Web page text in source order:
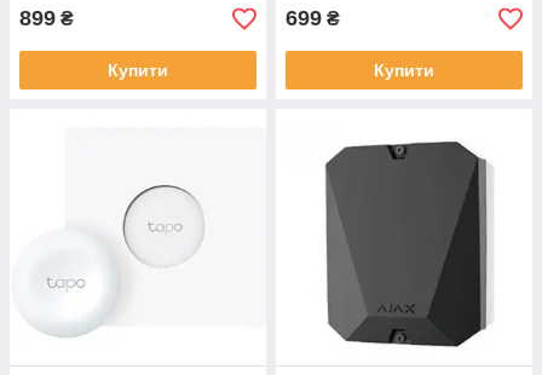
899 ₴
Купити
699 ₴
Купити